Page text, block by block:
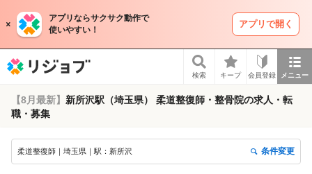
アプリならサクサク動作で
使いやすい！
アプリで開く
検索 キープ 会員登録 メニュー
【8月最新】 新所沢駅（埼玉県） 柔道整復師・整骨院の求人・転
職・募集
柔道整復師｜埼玉県｜駅：新所沢 条件変更